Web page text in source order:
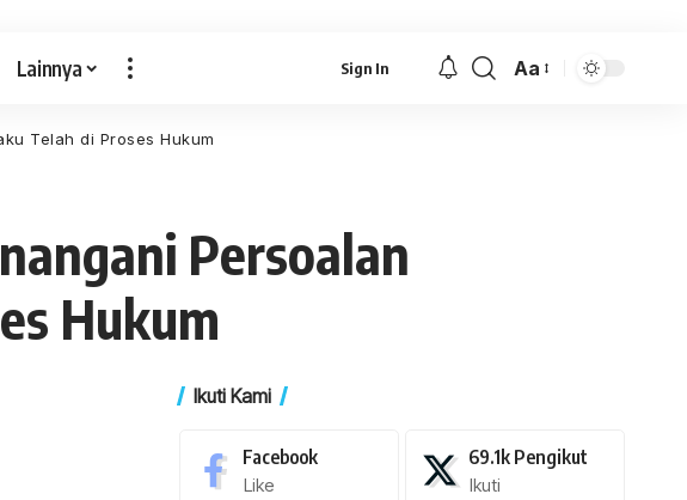
Lainnya Sign In
Font
Aa
Telah di Proses Hukum
Persoalan
Hukum
Ikuti Kami
Facebook
Like
69.1k Pengikut
Ikuti